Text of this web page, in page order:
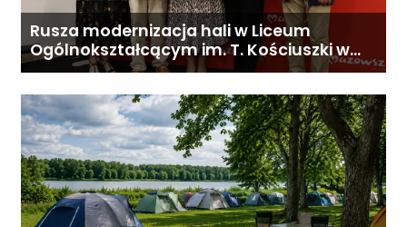
Rusza modernizacja hali w Liceum
Ogólnokształcącym im. T. Kościuszki w
Gostyninie